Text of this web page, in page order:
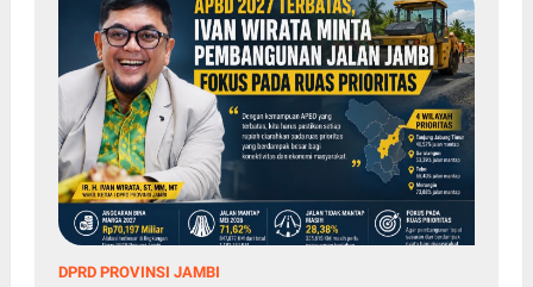
DPRD PROVINSI JAMBI